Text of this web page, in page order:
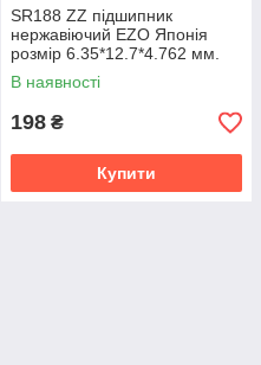
SR188 ZZ підшипник
нержавіючий EZO Японія
розмір 6.35*12.7*4.762 мм.
В наявності
198 ₴
Купити